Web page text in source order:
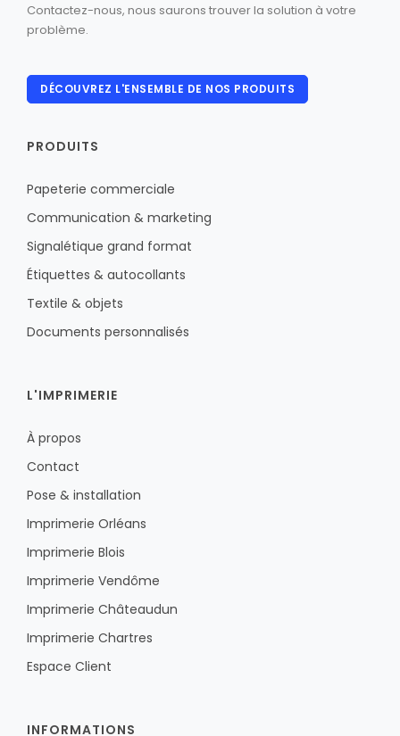
Contactez-nous, nous saurons trouver la solution à votre
problème.
DÉCOUVREZ L'ENSEMBLE DE NOS PRODUITS
PRODUITS
Papeterie commerciale
Communication & marketing
Signalétique grand format
Étiquettes & autocollants
Textile & objets
Documents personnalisés
L'IMPRIMERIE
À propos
Contact
Pose & installation
Imprimerie Orléans
Imprimerie Blois
Imprimerie Vendôme
Imprimerie Châteaudun
Imprimerie Chartres
Espace Client
INFORMATIONS